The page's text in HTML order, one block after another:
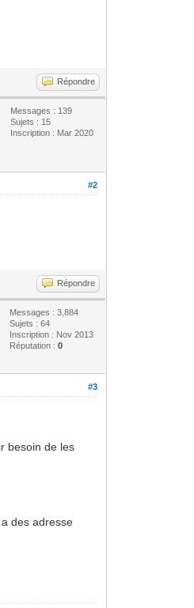
Répondre
Messages : 139
Sujets : 15
Inscription : Mar 2020
#2
Répondre
Messages : 3,884
Sujets : 64
Inscription : Nov 2013
Réputation :0
#3
besoin de les
des adresse